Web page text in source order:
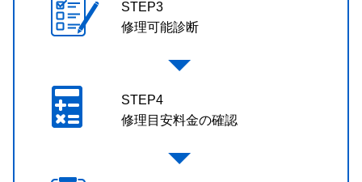
STEP3
修理可能診断
STEP4
修理目安料金の確認